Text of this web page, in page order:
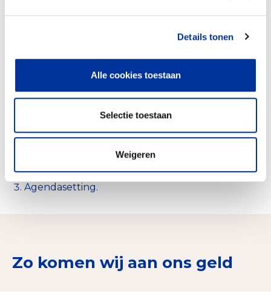
Details tonen
Alle cookies toestaan
Selectie toestaan
Weigeren
Financieren en realiseren van onderzoek en/of
Voorlichting en activatie.
Agendasetting.
Zo komen wij aan ons geld